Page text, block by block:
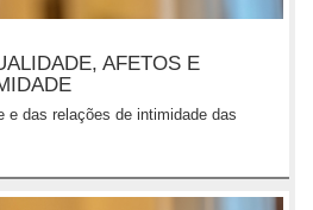
AFETOS E
e das relações de intimidade das